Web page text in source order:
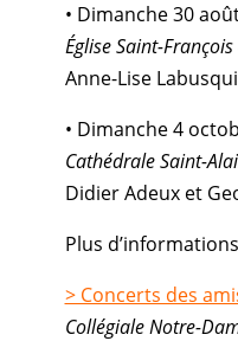
• Dimanche 30
Église Saint-
Anne-Lise
• Dimanche 4
Cathédrale Saint-
Didier Adeux et
Plus
> Concerts des
Collégiale Notre-